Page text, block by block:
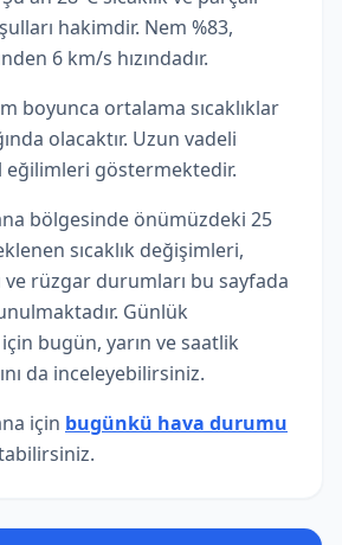
hakimdir. Nem %83,
6 km/s hızındadır.
boyunca ortalama sıcaklıklar
olacaktır. Uzun vadeli
göstermektedir.
bölgesinde önümüzdeki 25
sıcaklık değişimleri,
ve rüzgar durumları bu sayfada
Günlük
bugün, yarın ve saatlik
da inceleyebilirsiniz.
için bugünkü hava durumu